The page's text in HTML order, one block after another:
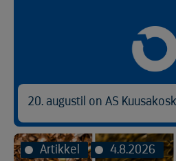
Artikkel 4.8.2026